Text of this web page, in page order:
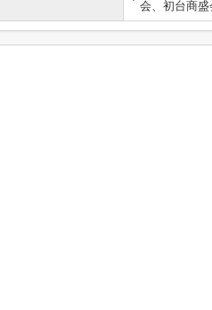
会、初台商